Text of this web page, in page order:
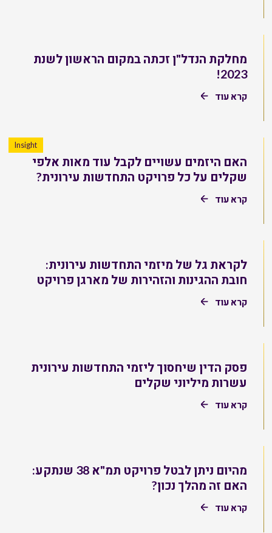
מחלקת הנדל"ן זכתה במקום הראשון לשנת
2023!
קרא עוד
האם היזמים עשויים לקבל עוד מאות אלפי
שקלים על כל פרויקט התחדשות עירונית?
Insight
קרא עוד
לקראת גל של מיזמי התחדשות עירונית:
חובת ההגינות והזהירות של מארגן פרויקט
קרא עוד
פסק הדין שיחסוך ליזמי התחדשות עירונית
עשרות מיליוני שקלים
קרא עוד
מהיום ניתן לבטל פרויקט תמ"א 38 שנתקע:
האם זה מהלך נכון?
קרא עוד